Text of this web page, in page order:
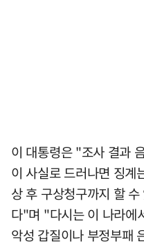
이 대통령은 "조사 결과
이 사실로 드러나면 징계
상 후 구상청구까지 할
다"며 "다시는 이 나라에
악성 갑질이나 부정부패